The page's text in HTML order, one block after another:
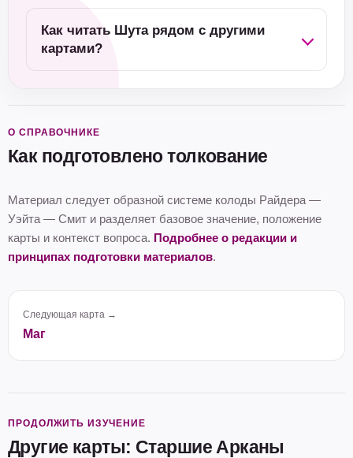
Как читать Шута рядом с другими
картами?
О СПРАВОЧНИКЕ
Как подготовлено толкование
Материал следует образной системе колоды Райдера —
Уэйта — Смит и разделяет базовое значение, положение
карты и контекст вопроса. Подробнее о редакции и
принципах подготовки материалов.
Следующая карта →
Маг
ПРОДОЛЖИТЬ ИЗУЧЕНИЕ
Другие карты: Старшие Арканы